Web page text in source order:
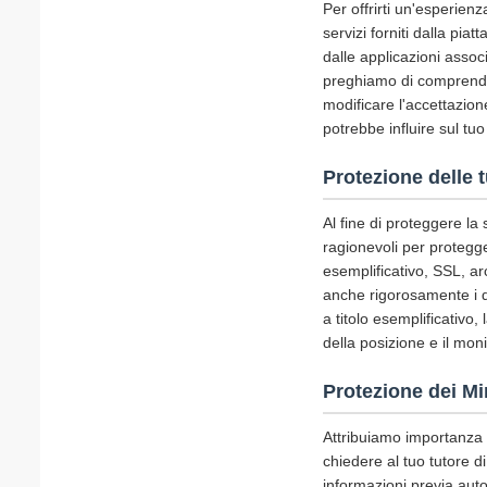
Per offrirti
servizi forniti dalla
dalle applicazioni
preghiamo di
modificare
potrebbe influire sul
Protezione delle
Al fine di proteggere la
ragionevoli per
esemplificativo, SSL,
anche rigorosamente i
a titolo esemplificativo,
della posizione e il
Protezione dei
Attribuiamo
chiedere al tuo tutore